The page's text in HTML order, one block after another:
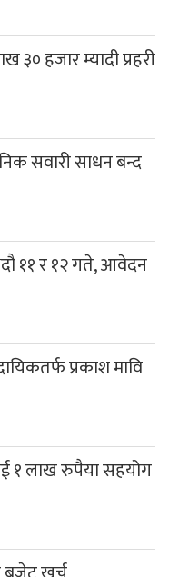
३० हजार म्यादी प्रहरी
बन्द
मावि प्रथम
बजेट खर्च
खेम सारुमगर र
गलेश्वरधाममा ३ लाख